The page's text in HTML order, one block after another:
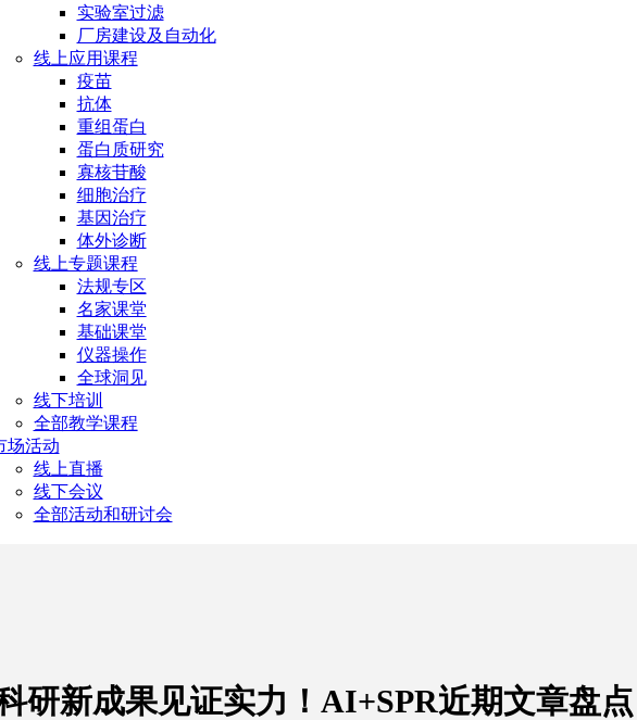
实验室过滤
厂房建设及自动化
线上应用课程
疫苗
抗体
重组蛋白
蛋白质研究
寡核苷酸
细胞治疗
基因治疗
体外诊断
线上专题课程
法规专区
名家课堂
基础课堂
仪器操作
全球洞见
线下培训
全部教学课程
场活动
线上直播
线下会议
全部活动和研讨会
研新成果见证实力！AI+SPR近期文章盘点